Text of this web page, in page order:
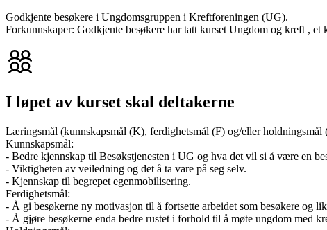
Godkjente besøkere i Ungdomsgruppen i Kreftforeningen (UG).
Forkunnskaper: Godkjente besøkere har tatt kurset Ungdom og kreft ,
I løpet av kurset skal deltakerne
Læringsmål (kunnskapsmål (K), ferdighetsmål (F) og/eller holdningsmål
Kunnskapsmål:
- Bedre kjennskap til Besøkstjenesten i UG og hva det vil si å være en
- Viktigheten av veiledning og det å ta vare på seg selv.
- Kjennskap til begrepet egenmobilisering.
Ferdighetsmål:
- Å gi besøkerne ny motivasjon til å fortsette arbeidet som besøkere og
- Å gjøre besøkerne enda bedre rustet i forhold til å møte ungdom med